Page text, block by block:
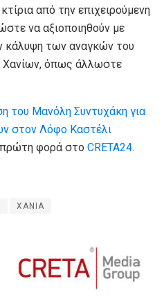
από την επιχειρούμενη
να αξιοποιηθούν με
κάλυψη των αναγκών του
Χανίων, όπως άλλωστε
του Μανόλη Συντυχάκη για
στον Λόφο Καστέλι
πρώτη φορά στο CRETA24.
ΧΑΝΙΑ